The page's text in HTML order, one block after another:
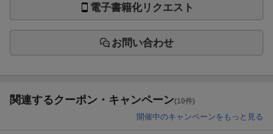
電子書籍化リクエスト
お問い合わせ
関連するクーポン・キャンペーン(10件)
開催中のキャンペーンをもっと見る